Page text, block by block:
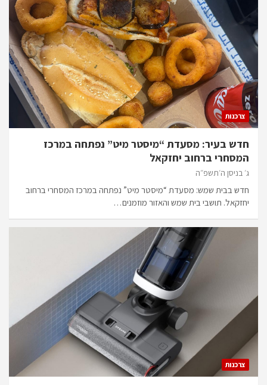
צרכנות
חדש בעיר: מסעדת “מיסטר מיט” נפתחה במרכז
המסחרי ברחוב יחזקאל
ג׳ בניסן ה׳תשפ״ה
חדש בבית שמש: מסעדת “מיסטר מיט” נפתחה במרכז המסחרי ברחוב
יחזקאל. תושבי בית שמש והאזור מוזמנים…
צרכנות